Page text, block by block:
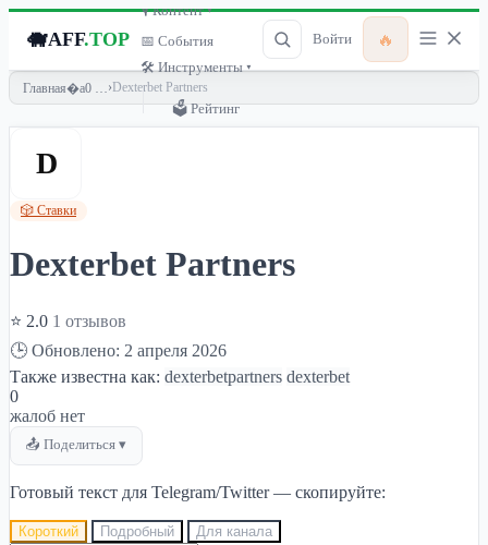
🐗AFF.TOP
🎙 Контент ▾
📅 События
🛠 Инструменты ▾
🗳 Рейтинг
Войти 🔥
Главная › Dexterbet Partners
D
🎲 Ставки
Dexterbet Partners
⭐ 2.0 1 отзывов
🕒 Обновлено: 2 апреля 2026
Также известна как: dexterbetpartners dexterbet
0
жалоб нет
📤 Поделиться ▾
Готовый текст для Telegram/Twitter — скопируйте:
Короткий Подробный Для канала